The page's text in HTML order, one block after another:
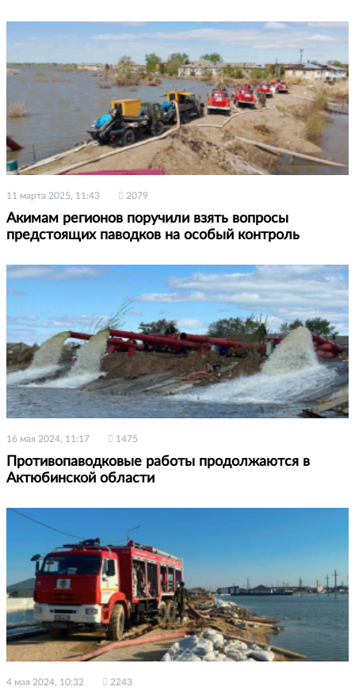
11 марта 2025, 11:43 2079
Акимам регионов поручили взять вопросы
предстоящих паводков на особый контроль
16 мая 2024, 11:17 1475
Противопаводковые работы продолжаются в
Актюбинской области
4 мая 2024, 10:32 2243